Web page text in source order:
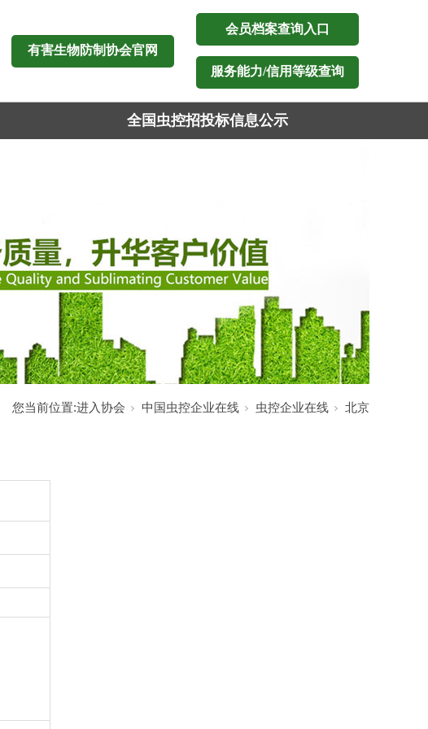
有害生物防制协会官网
服务能力/信用等级查询
会员档案查询入口
全国虫控招投标信息公示
您当前位置:进入协会 中国虫控企业在线 虫控企业在线 北京